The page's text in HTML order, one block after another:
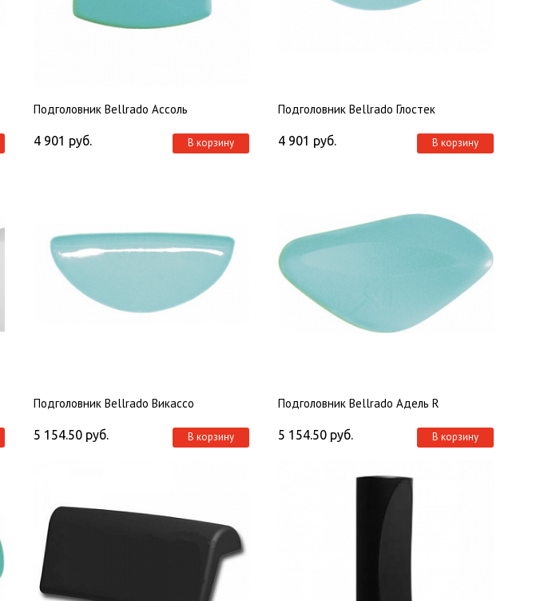
Подголовник Bellrado Ассоль
4 901 руб. В корзину
Подголовник Bellrado Глостек
4 901 руб. В корзину
Подголовник Bellrado Викассо
5 154.50 руб. В корзину
Подголовник Bellrado Адель R
5 154.50 руб. В корзину